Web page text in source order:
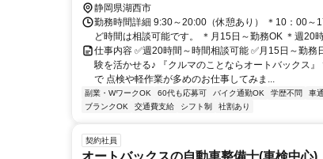
静岡県湖西市
勤務時間詳細 9:30～20:00（休憩あり） ＊10：00～
ど時間は相談可能です。 ＊月15日～勤務OK ＊週20
仕事内容 ✅週20時間～時間相談可能 ✅月15日～勤務
験を活かせる♪ 『クルマのことならオートバックス
で 点検や軽作業が多めのお仕事してみま...
副業・WワークOK 60代も応募可 バイク通勤OK 学歴不問 車
ブランクOK
交通費支給 シフト制 社割あり
契約社員
オートバックスの自動車整備士(車検中心)